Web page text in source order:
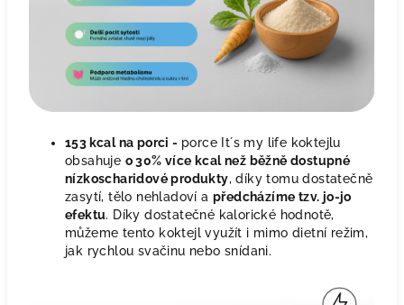
153 kcal na porci - porce It´s my life koktejlu
obsahuje o 30% více kcal než běžně dostupné
nízkoscharidové produkty, díky tomu dostatečně
zasytí, tělo nehladoví a předcházíme tzv. jo-jo
efektu. Díky dostatečné kalorické hodnotě,
můžeme tento koktejl využít i mimo dietní režim,
jak rychlou svačinu nebo snídani.